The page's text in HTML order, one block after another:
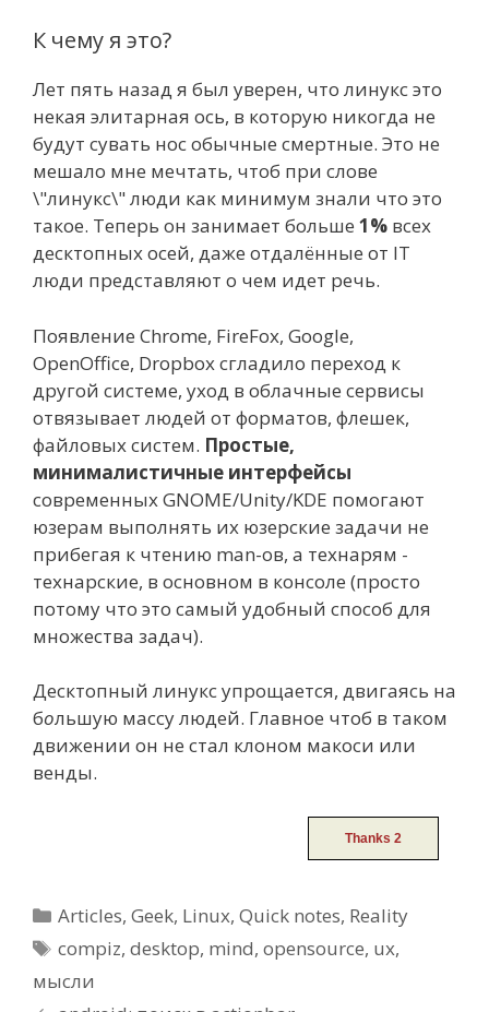
К чему я это?
Лет пять назад я был уверен, что линукс это
некая элитарная ось, в которую никогда не
будут сувать нос обычные смертные. Это не
мешало мне мечтать, чтоб при слове
\"линукс\" люди как минимум знали что это
такое. Теперь он занимает больше 1% всех
десктопных осей, даже отдалённые от IT
люди представляют о чем идет речь.
Появление Chrome, FireFox, Google,
OpenOffice, Dropbox сгладило переход к
другой системе, уход в облачные сервисы
отвязывает людей от форматов, флешек,
файловых систем. Простые,
минималистичные интерфейсы
современных GNOME/Unity/KDE помогают
юзерам выполнять их юзерские задачи не
прибегая к чтению man-ов, а технарям -
технарские, в основном в консоле (просто
потому что это самый удобный способ для
множества задач).
Десктопный линукс упрощается, двигаясь на
большую массу людей. Главное чтоб в таком
движении он не стал клоном макоси или
венды.
Categories
Articles,Geek, Linux,Quick notes, Reality
Tags
compiz,desktop, mind,opensource, ux,
мысли